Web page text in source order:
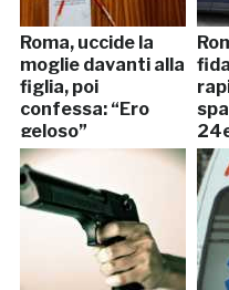
Roma, uccide la
moglie davanti alla
figlia, poi
confessa: “Ero
geloso”